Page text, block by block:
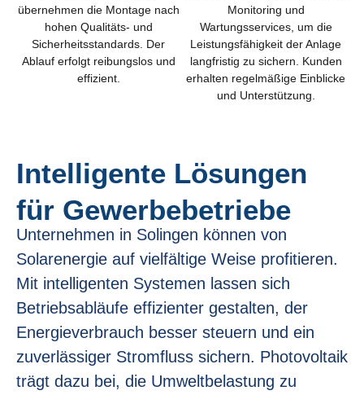
übernehmen die Montage nach
hohen Qualitäts- und
Sicherheitsstandards. Der
Ablauf erfolgt reibungslos und
effizient.
Monitoring und
Wartungsservices, um die
Leistungsfähigkeit der Anlage
langfristig zu sichern. Kunden
erhalten regelmäßige Einblicke
und Unterstützung.
Intelligente Lösungen
für Gewerbebetriebe
Unternehmen in Solingen können von
Solarenergie auf vielfältige Weise profitieren.
Mit intelligenten Systemen lassen sich
Betriebsabläufe effizienter gestalten, der
Energieverbrauch besser steuern und ein
zuverlässiger Stromfluss sichern. Photovoltaik
trägt dazu bei, die Umweltbelastung zu